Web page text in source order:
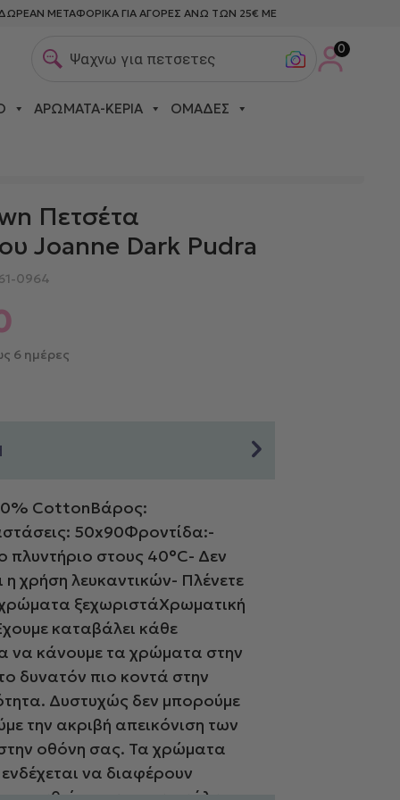
ΜΕΤΑΦΟΡΙΚΑ ΓΙΑ ΑΓΟΡΕΣ ΑΝΩ ΤΩΝ 25€ ΜΕ
Ψαχνω για πετσετες θαλα
0
ΑΡΏΜΑΤΑ-ΚΕΡΙΆ ΟΜΆΔΕΣ
Πετσέτα
Joanne Dark Pudra
0964
6 ημέρες
CottonΒάρος:
50x90Φροντίδα:-
πλυντήριο στους 40°C- Δεν
η χρήση λευκαντικών- Πλένετε
ξεχωριστάΧρωματική
καταβάλει κάθε
να κάνουμε τα χρώματα στην
δυνατόν πιο κοντά στην
Δυστυχώς δεν μπορούμε
την ακριβή απεικόνιση των
οθόνη σας. Τα χρώματα
να διαφέρουν